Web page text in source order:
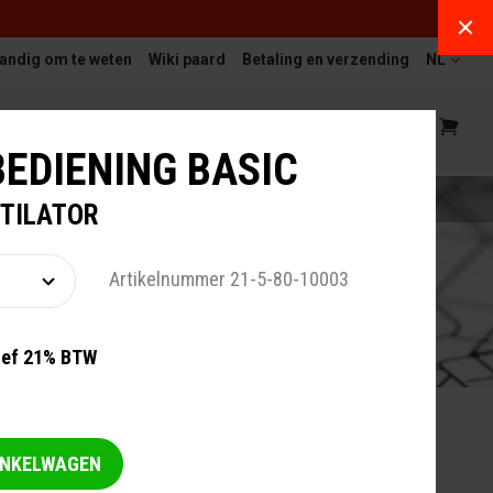
om te weten Wiki paard Betaling en verzending NL
SOLARIUMS
BASIC
Artikelnummer 21-5-80-10003
21% BTW